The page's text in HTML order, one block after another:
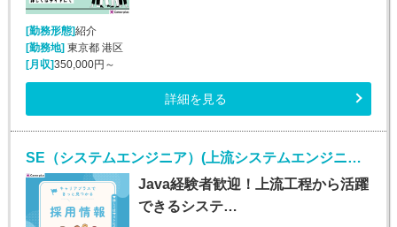
[勤務形態]紹介
[勤務地]東京都 港区
[月収]350,000円～
詳細を見る
SE（システムエンジニア）(上流システムエンジニア(Java経験者歓迎)/正社員)
Java経験者歓迎！上流工程から活躍
できるシステ…